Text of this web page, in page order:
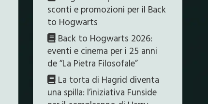
sconti e promozioni per il Back
to Hogwarts
Back to Hogwarts 2026:
eventi e cinema per i 25 anni
de “La Pietra Filosofale”
La torta di Hagrid diventa
una spilla: l’iniziativa Funside